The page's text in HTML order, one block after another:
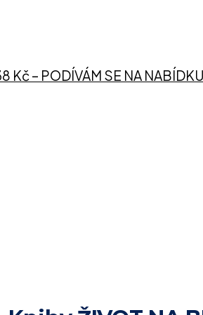
Kč – PODÍVÁM SE NA NABÍDKU